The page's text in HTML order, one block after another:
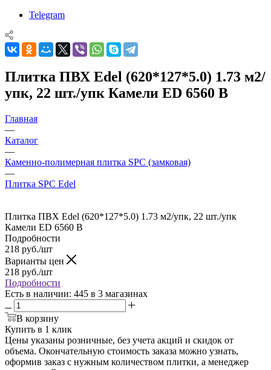
Telegram
Плитка ПВХ Edel (620*127*5.0) 1.73 м2/
упк, 22 шт./упк Камели ED 6560 В
Главная
—
Каталог
—
Каменно-полимерная плитка SPC (замковая)
—
Плитка SPC Edel
Плитка ПВХ Edel (620*127*5.0) 1.73 м2/упк, 22 шт./упк
Камели ED 6560 В
Подробности
218 руб./шт
Варианты цен
218 руб./шт
Подробности
Есть в наличии: 445 в 3 магазинах
В корзину
Купить в 1 клик
Цены указаны розничные, без учета акций и скидок от
объема. Окончательную стоимость заказа можно узнать,
оформив заказ с нужным количеством плитки, а менеджер